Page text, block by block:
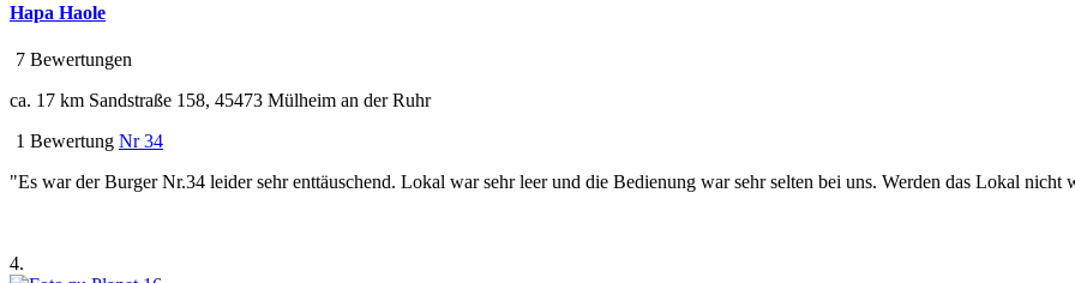
Hapa Haole
7 Bewertungen
ca. 17 km Sandstraße 158, 45473 Mülheim an der Ruhr
1 Bewertung Nr 34
"Es war der Burger Nr.34 leider sehr enttäuschend. Lokal war sehr leer und die Bedienung war sehr selten bei uns. Werden das Lokal nicht
4.